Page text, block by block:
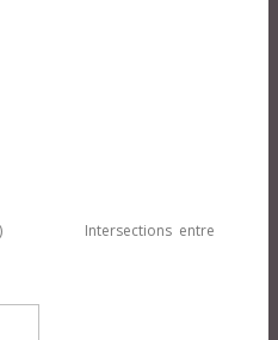
2) Intersections entre